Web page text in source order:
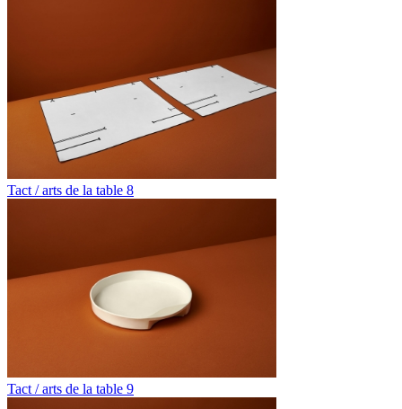
Tact / arts de la table 8
Tact / arts de la table 9